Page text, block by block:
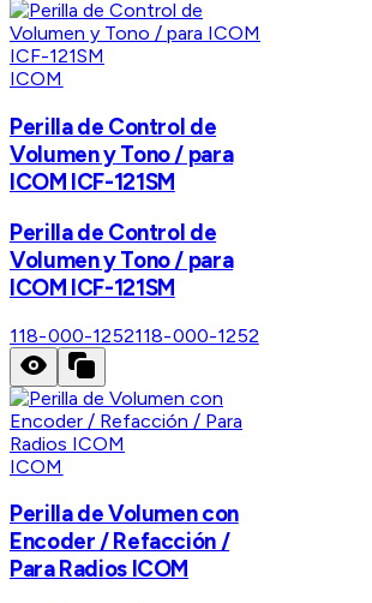
ICOM
Perilla de Control de
Volumen y Tono / para
ICOM ICF-121SM
Perilla de Control de
Volumen y Tono / para
ICOM ICF-121SM
118-000-1252118-000-1252
ICOM
Perilla de Volumen con
Encoder / Refacción /
Para Radios ICOM